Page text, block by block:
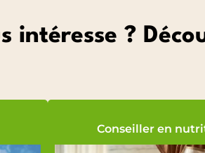
intéresse ?
Conseiller en